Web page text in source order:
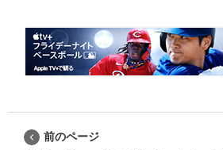
前のページ